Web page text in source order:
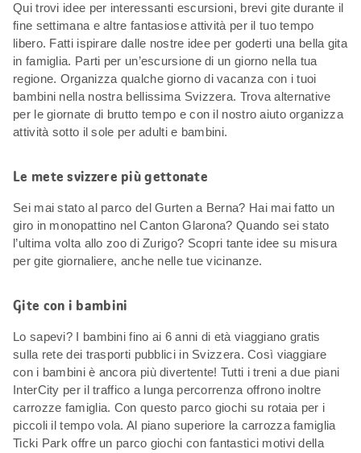
Qui trovi idee per interessanti escursioni, brevi gite durante il
fine settimana e altre fantasiose attività per il tuo tempo
libero. Fatti ispirare dalle nostre idee per goderti una bella gita
in famiglia. Parti per un’escursione di un giorno nella tua
regione. Organizza qualche giorno di vacanza con i tuoi
bambini nella nostra bellissima Svizzera. Trova alternative
per le giornate di brutto tempo e con il nostro aiuto organizza
attività sotto il sole per adulti e bambini.
Le mete svizzere più gettonate
Sei mai stato al parco del Gurten a Berna? Hai mai fatto un
giro in monopattino nel Canton Glarona? Quando sei stato
l’ultima volta allo zoo di Zurigo? Scopri tante idee su misura
per gite giornaliere, anche nelle tue vicinanze.
Gite con i bambini
Lo sapevi? I bambini fino ai 6 anni di età viaggiano gratis
sulla rete dei trasporti pubblici in Svizzera. Così viaggiare
con i bambini è ancora più divertente! Tutti i treni a due piani
InterCity per il traffico a lunga percorrenza offrono inoltre
carrozze famiglia. Con questo parco giochi su rotaia per i
piccoli il tempo vola. Al piano superiore la carrozza famiglia
Ticki Park offre un parco giochi con fantastici motivi della